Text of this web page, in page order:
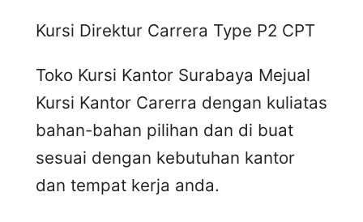
Kursi Direktur Carrera Type P2 CPT
Toko Kursi Kantor Surabaya Mejual
Kursi Kantor Carerra dengan kuliatas
bahan-bahan pilihan dan di buat
sesuai dengan kebutuhan kantor
dan tempat kerja anda.